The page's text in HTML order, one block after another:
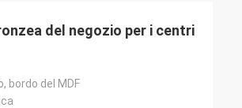
del negozio per i centri
bordo del MDF